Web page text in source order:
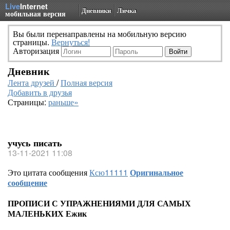
LiveInternet
мобильная версия Дневники Личка
Вы были перенаправлены на мобильную версию
страницы. Вернуться!
Авторизация
Дневник
Лента друзей /Полная версия
Добавить в друзья
Страницы: раньше»
учусь писать
13-11-2021 11:08
Это цитата сообщенияКсю11111 Оригинальное
сообщение
ПРОПИСИ С УПРАЖНЕНИЯМИ ДЛЯ САМЫХ
МАЛЕНЬКИХ Ежик